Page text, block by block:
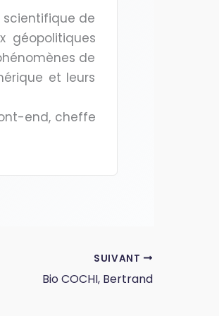
scientifique de
géopolitiques
de
et leurs
end, cheffe
SUIVANT
Bio COCHI, Bertrand